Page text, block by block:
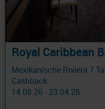
Royal Caribbean
Mexikanische Riviera 7
Cashback
14.08.26 - 23.04.28